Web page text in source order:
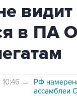
в ПА
→
РФ
ассамблеи